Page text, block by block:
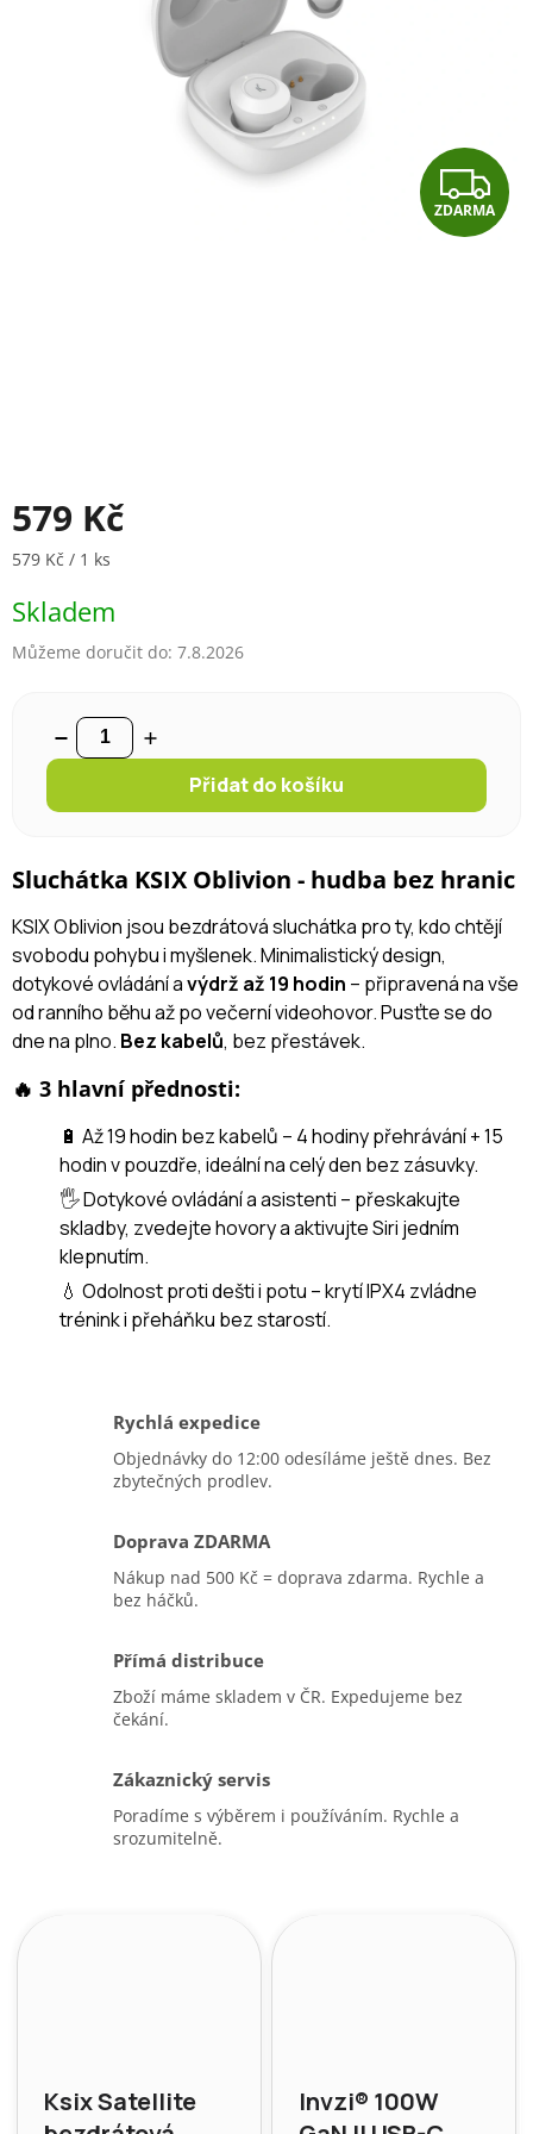
Z
D
ZDARMA
579 Kč
Měrná cena:
579 Kč / 1 ks
Skladem
Můžeme doručit do: 7.8.2026
Přidat do košíku
Sluchátka KSIX Oblivion - hudba bez hranic
KSIX Oblivion jsou bezdrátová sluchátka pro ty, kdo chtějí
svobodu pohybu i myšlenek. Minimalistický design,
dotykové ovládání avýdrž až 19 hodin – připravená na vše
od ranního běhu až po večerní videohovor. Pusťte se do
dne na plno. Bez kabelů, bez přestávek.
🔥 3 hlavní přednosti:
🔋 Až 19 hodin bez kabelů – 4 hodiny přehrávání + 15
hodin v pouzdře, ideální na celý den bez zásuvky.
🖐️ Dotykové ovládání a asistenti – přeskakujte
skladby, zvedejte hovory a aktivujte Siri jedním
klepnutím.
💧 Odolnost proti dešti i potu – krytí IPX4 zvládne
trénink i přeháňku bez starostí.
Rychlá expedice
Objednávky do 12:00 odesíláme ještě dnes. Bez
zbytečných prodlev.
Doprava ZDARMA
Nákup nad 500 Kč = doprava zdarma. Rychle a
bez háčků.
Přímá distribuce
Zboží máme skladem v ČR. Expedujeme bez
čekání.
Zákaznický servis
Poradíme s výběrem i používáním. Rychle a
srozumitelně.
Ksix Satellite
Invzi® 100W